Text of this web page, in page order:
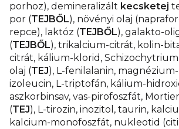
porhoz), demineralizált kecsketej
por (TEJBŐL), növényi olaj
repce), laktóz (TEJBŐL), galakto-
(TEJBŐL), trikalcium-citrát, kolin-
citrát, kálium-klorid,
olaj (TEJ), L-fenilalanin,
izoleucin, L-triptofán, kálium-
aszkorbinsav, vas-pirofoszfát,
(TEJ), L-tirozin, inozitol, taurin,
kalcium-monofoszfát, nukleotid